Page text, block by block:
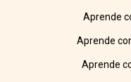
Aprende
Aprende
Aprende